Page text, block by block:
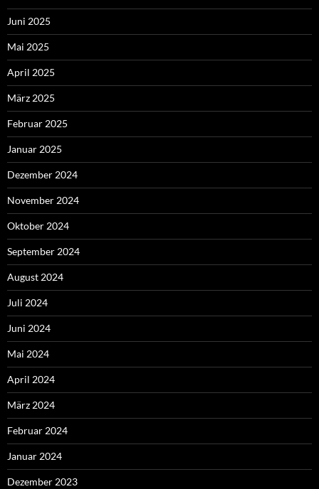
Juni 2025
Mai 2025
April 2025
März 2025
Februar 2025
Januar 2025
Dezember 2024
November 2024
Oktober 2024
September 2024
August 2024
Juli 2024
Juni 2024
Mai 2024
April 2024
März 2024
Februar 2024
Januar 2024
Dezember 2023